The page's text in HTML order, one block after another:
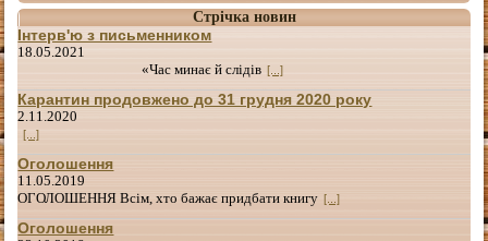
Стрічка новин
Інтерв'ю з письменником
18.05.2021
«Час минає й слідів [...]
Карантин продовжено до 31 грудня 2020 року
2.11.2020
[...]
Оголошення
11.05.2019
ОГОЛОШЕННЯ Всім, хто бажає придбати книгу [...]
Оголошення